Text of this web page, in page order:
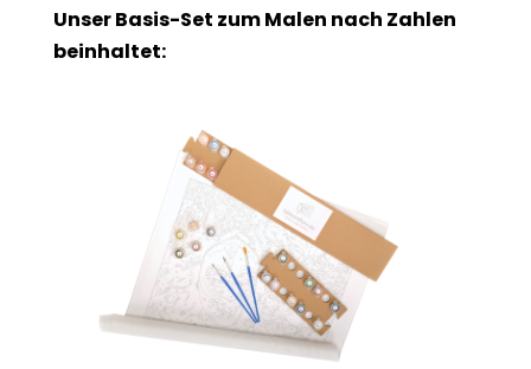
Unser Basis-Set zum Malen nach Zahlen
beinhaltet: